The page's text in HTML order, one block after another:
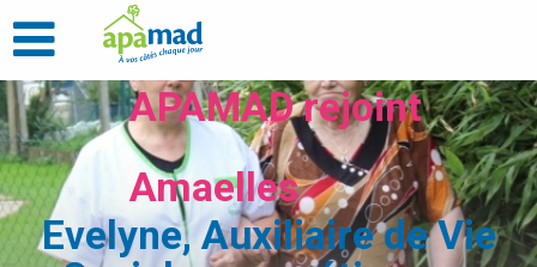
APAMAD rejoint
Amaelles
Evelyne, Auxiliaire de Vie